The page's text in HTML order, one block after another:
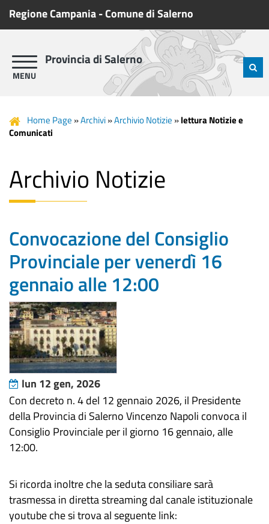
Regione Campania-Comune di Salerno
Provincia di Salerno
Home Page »Archivi»Archivio Notizie »lettura Notizie e
Comunicati
Archivio Notizie
Convocazione del Consiglio
Provinciale per venerdì 16
gennaio alle 12:00
lun 12 gen, 2026
Con decreto n. 4 del 12 gennaio 2026, il Presidente
della Provincia di Salerno Vincenzo Napoli convoca il
Consiglio Provinciale per il giorno 16 gennaio, alle
12:00.
Si ricorda inoltre che la seduta consiliare sarà
trasmessa in diretta streaming dal canale istituzionale
youtube che si trova al seguente link: